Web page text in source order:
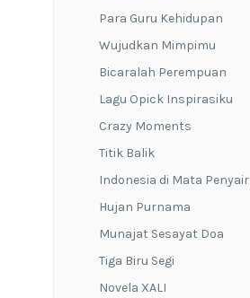
Para Guru Kehidupan
Wujudkan Mimpimu
Bicaralah Perempuan
Lagu Opick Inspirasiku
Crazy Moments
Titik Balik
Indonesia di Mata Penyair
Hujan Purnama
Munajat Sesayat Doa
Tiga Biru Segi
Novela XALI